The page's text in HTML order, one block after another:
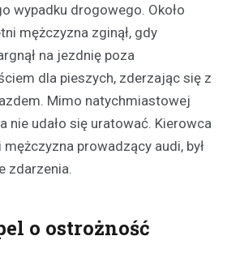
wypadku drogowego. Około
mężczyzna zginął, gdy
na jezdnię poza
dla pieszych, zderzając się z
Mimo natychmiastowej
nie udało się uratować. Kierowca
prowadzący audi, był
zdarzenia.
o ostrożność